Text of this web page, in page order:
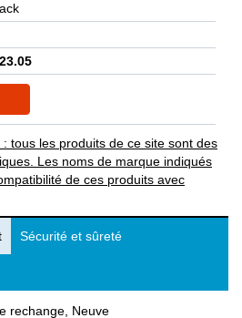
23.05
tous les produits de ce site sont des
Les noms de marque indiqués
de ces produits avec
Sécurité et sûreté
rechange, Neuve